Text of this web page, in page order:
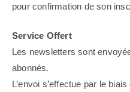
pour confirmation de son
Service Offert
Les newsletters sont
abonnés.
L’envoi s’effectue par le